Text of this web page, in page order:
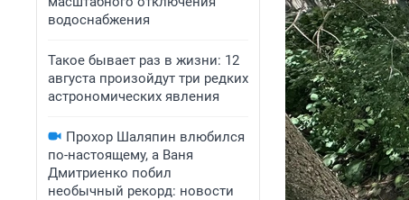
водоснабжения
Такое бывает раз в жизни: 12
августа произойдут три редких
астрономических явления
Прохор Шаляпин влюбился
по-настоящему, а Ваня
Дмитриенко побил
необычный рекорд: новости